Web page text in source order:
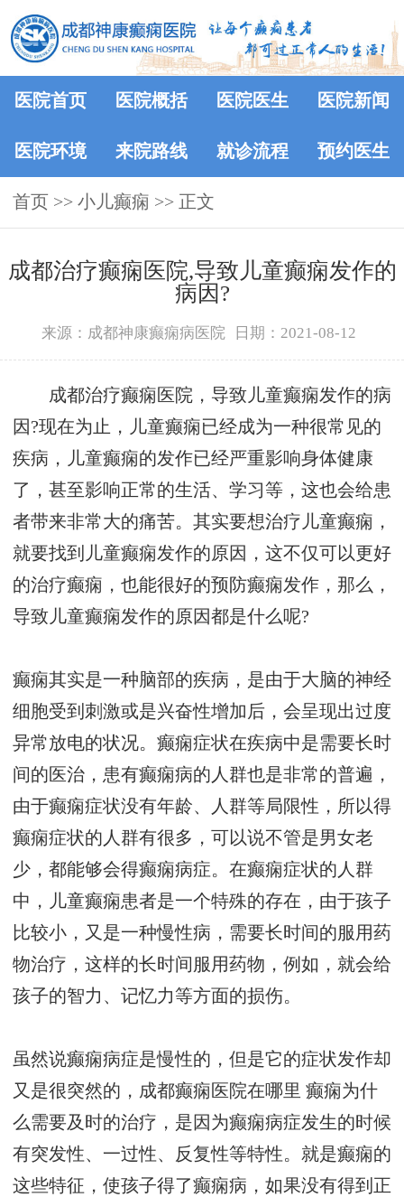
医院首页 医院概括 医院医生 医院新闻
医院环境 来院路线 就诊流程 预约医生
首页 >> 小儿癫痫 >> 正文
成都治疗癫痫医院,导致儿童癫痫发作的
病因?
来源：成都神康癫痫病医院 日期：2021-08-12
成都治疗癫痫医院，导致儿童癫痫发作的病
因?现在为止，儿童癫痫已经成为一种很常见的
疾病，儿童癫痫的发作已经严重影响身体健康
了，甚至影响正常的生活、学习等，这也会给患
者带来非常大的痛苦。其实要想治疗儿童癫痫，
就要找到儿童癫痫发作的原因，这不仅可以更好
的治疗癫痫，也能很好的预防癫痫发作，那么，
导致儿童癫痫发作的原因都是什么呢?
癫痫其实是一种脑部的疾病，是由于大脑的神经
细胞受到刺激或是兴奋性增加后，会呈现出过度
异常放电的状况。癫痫症状在疾病中是需要长时
间的医治，患有癫痫病的人群也是非常的普遍，
由于癫痫症状没有年龄、人群等局限性，所以得
癫痫症状的人群有很多，可以说不管是男女老
少，都能够会得癫痫病症。在癫痫症状的人群
中，儿童癫痫患者是一个特殊的存在，由于孩子
比较小，又是一种慢性病，需要长时间的服用药
物治疗，这样的长时间服用药物，例如，就会给
孩子的智力、记忆力等方面的损伤。
虽然说癫痫病症是慢性的，但是它的症状发作却
又是很突然的， 成都癫痫医院在哪里 癫痫为什
么需要及时的治疗，是因为癫痫病症发生的时候
有突发性、一过性、反复性等特性。就是癫痫的
这些特征，使孩子得了癫痫病，如果没有得到正